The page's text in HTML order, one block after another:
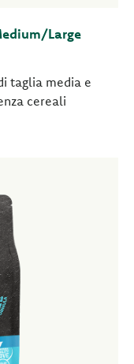
Large
taglia media e
cereali